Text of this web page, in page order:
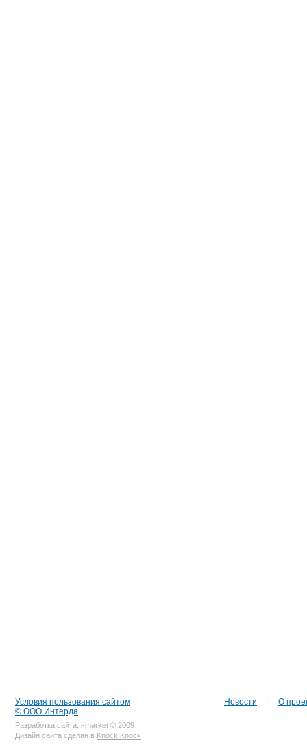
Условия пользования сайтом
© ООО Интерда
Разработка сайта: i-market © 2009
Дизайн сайта сделан в Knock Knock
Новости О